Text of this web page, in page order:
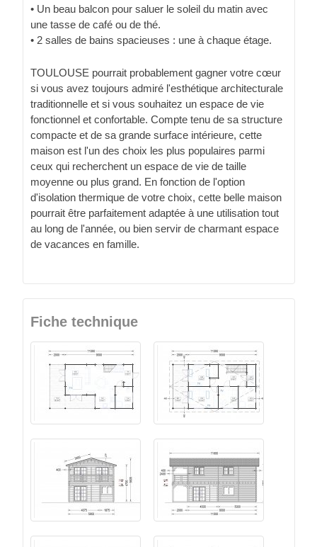
• Un beau balcon pour saluer le soleil du matin avec
une tasse de café ou de thé.
• 2 salles de bains spacieuses : une à chaque étage.
TOULOUSE pourrait probablement gagner votre cœur
si vous avez toujours admiré l'esthétique architecturale
traditionnelle et si vous souhaitez un espace de vie
fonctionnel et confortable. Compte tenu de sa structure
compacte et de sa grande surface intérieure, cette
maison est l'un des choix les plus populaires parmi
ceux qui recherchent un espace de vie de taille
moyenne ou plus grand. En fonction de l'option
d'isolation thermique de votre choix, cette belle maison
pourrait être parfaitement adaptée à une utilisation tout
au long de l'année, ou bien servir de charmant espace
de vacances en famille.
Fiche technique